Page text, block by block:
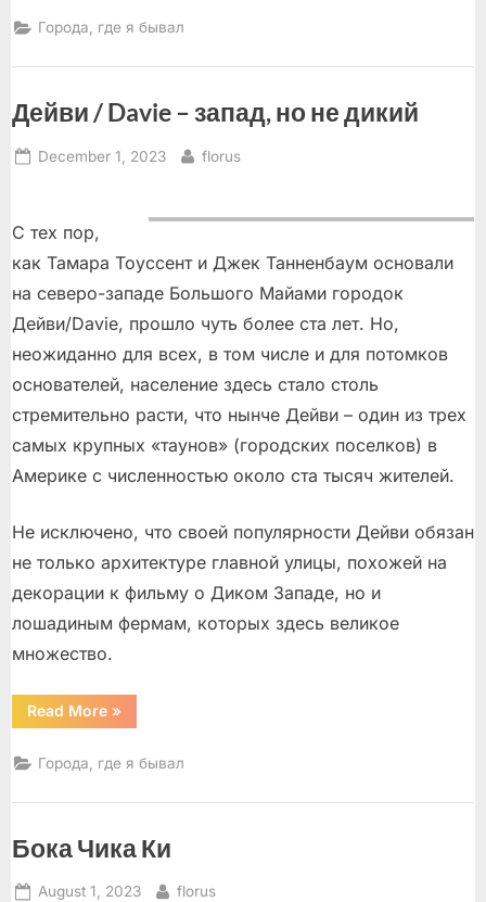
амишей”
Города, где я бывал
Дейви / Davie – запад, но не дикий
Posted
December 1, 2023 By
florus
С тех пор,
как Тамара Тоуссент и Джек Танненбаум основали
на северо-западе Большого Майами городок
Дейви/Davie, прошло чуть более ста лет. Нo,
неожиданно для всех, в том числе и для потомков
основателей, население здесь стало столь
стремительно расти, что нынче Дейви – один из трех
самых крупных «таунов» (городских поселков) в
Америке с численностью около ста тысяч жителей.
Не исключено, что своей популярности Дейви обязан
не только архитектуре главной улицы, похожей на
декорации к фильму о Диком Западе, но и
лошадиным фермам, которых здесь великое
множество.
Read More“Дейви
/
запад,
не
»
Города, где я бывал
Бока Чика Ки
Posted
August 1, 2023 By
florus